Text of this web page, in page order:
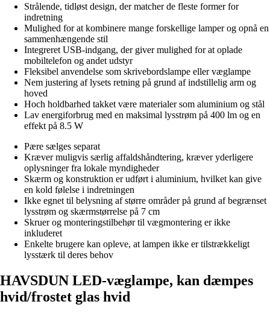
Strålende, tidløst design, der matcher de fleste former for
indretning
Mulighed for at kombinere mange forskellige lamper og opnå en
sammenhængende stil
Integreret USB-indgang, der giver mulighed for at oplade
mobiltelefon og andet udstyr
Fleksibel anvendelse som skrivebordslampe eller væglampe
Nem justering af lysets retning på grund af indstillelig arm og
hoved
Hoch holdbarhed takket være materialer som aluminium og stål
Lav energiforbrug med en maksimal lysstrøm på 400 lm og en
effekt på 8.5 W
Pære sælges separat
Kræver muligvis særlig affaldshåndtering, kræver yderligere
oplysninger fra lokale myndigheder
Skærm og konstruktion er udført i aluminium, hvilket kan give
en kold følelse i indretningen
Ikke egnet til belysning af større områder på grund af begrænset
lysstrøm og skærmstørrelse på 7 cm
Skruer og monteringstilbehør til vægmontering er ikke
inkluderet
Enkelte brugere kan opleve, at lampen ikke er tilstrækkeligt
lysstærk til deres behov
HAVSDUN LED-væglampe, kan dæmpes
hvid/frostet glas hvid